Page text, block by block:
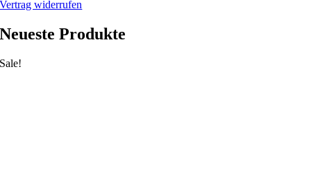
Vertrag widerrufen
Neueste Produkte
Sale!